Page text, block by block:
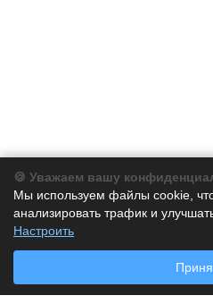
Компания
Каталог
🍪 Уважаем вашу
Мы используем файлы cookie,
анализировать трафик и
Настроить